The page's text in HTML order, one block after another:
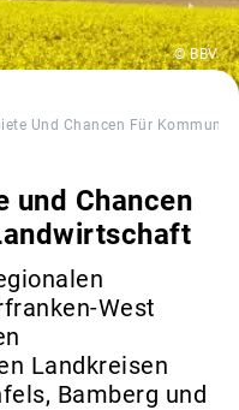
© BBV
Und Chancen Für
und Chancen
West
Landkreisen
Bamberg und